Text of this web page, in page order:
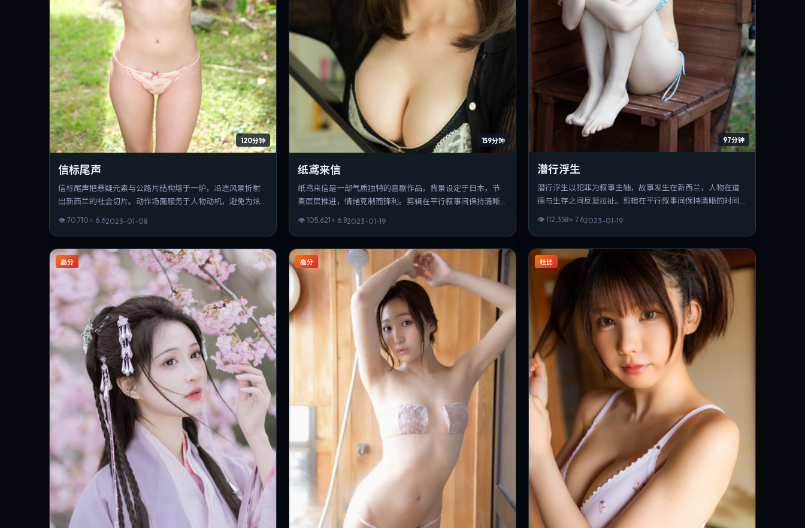
120分钟
信标尾声
信标尾声把悬疑元素与公路片结构熔于一炉，沿途风景折射
出新西兰的社会切片。动作场面服务于人物动机，避免为炫
👁 70,710⭐ 6.62023-01-08
159分钟
纸鸢来信
纸鸢来信是一部气质独特的喜剧作品，背景设定于日本，节
奏层层推进，情绪克制而锋利。剪辑在平行叙事间保持清晰
👁 105,621⭐ 6.82023-01-19
97分钟
潜行浮生
潜行浮生以犯罪为叙事主轴，故事发生在新西兰，人物在道
德与生存之间反复拉扯。剪辑在平行叙事间保持清晰的时间
👁 112,358⭐ 7.62023-01-19
高分 高分 杜比